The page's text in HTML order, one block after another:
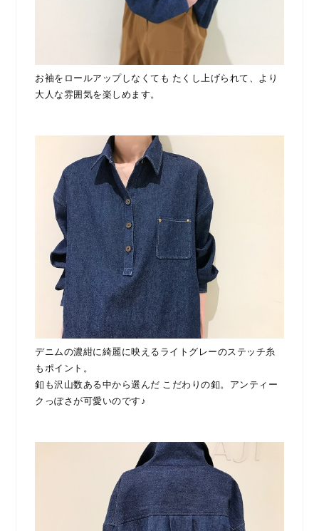
お袖をロールアップしなくても たくし上げられて、より
大人な雰囲気を楽しめます。
デニムの濃紺に綺麗に映えるライトグレーのステッチ糸
もポイント。
釦も沢山数ある中から選んだ こだわりの釦。アンティー
クっぽさが可愛いのです♪